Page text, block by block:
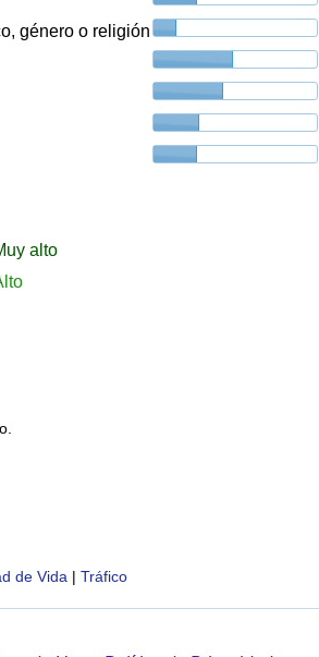
género o religión
alto
de Vida | Tráfico